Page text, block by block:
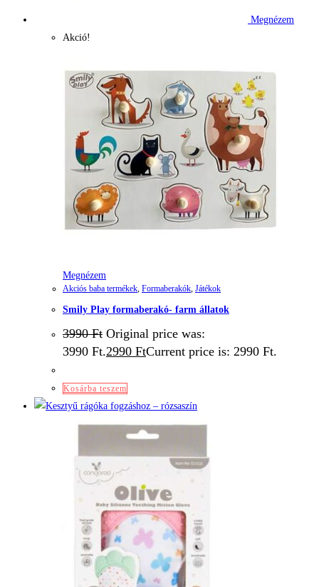
Megnézem
Akció!
Megnézem
Akciós baba termékek Formaberakók Játékok
Smily Play formaberakó- farm állatok
3990Ft Original price was:
3990 Ft.2990 FtCurrent price is: 2990 Ft.
Kosárba teszem